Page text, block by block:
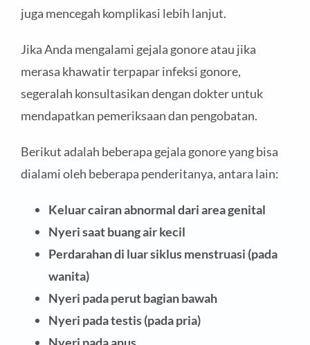
juga mencegah komplikasi lebih lanjut.
Jika Anda mengalami gejala gonore atau jika
merasa khawatir terpapar infeksi gonore,
segeralah konsultasikan dengan dokter untuk
mendapatkan pemeriksaan dan pengobatan.
Berikut adalah beberapa gejala gonore yang bisa
dialami oleh beberapa penderitanya, antara lain:
Keluar cairan abnormal dari area genital
Nyeri saat buang air kecil
Perdarahan di luar siklus menstruasi (pada
wanita)
Nyeri pada perut bagian bawah
Nyeri pada testis (pada pria)